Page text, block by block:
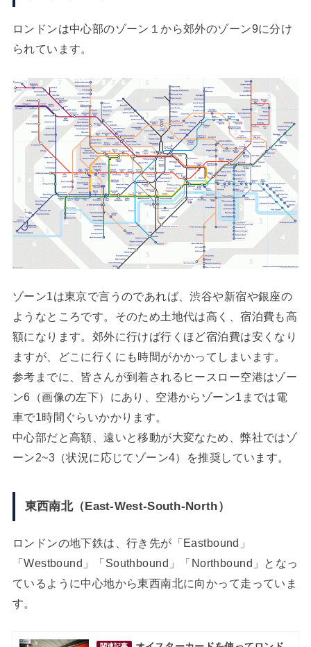
ロンドンは中心部のゾーン１から郊外のゾーン9に分け
られています。
ゾーン1は東京で言うのであれば、渋谷や新宿や銀座の
ようなところです。そのため土地代は高く、宿泊費も高
額になります。郊外に行けば行くほど宿泊費は安くなり
ますが、どこに行くにも時間がかかってしまいます。
参考までに、皆さんが到着されるヒースロー空港はゾー
ン6（画像の左下）にあり、空港からゾーン1までは電
車で1時間ぐらいかかります。
中心部だと高額、遠いと移動が大変なため、弊社ではゾ
ーン2~3（状況に応じてゾーン4）を推奨しています。
東西南北（East-West-South-North）
ロンドンの地下鉄は、行き先が「Eastbound」
「Westbound」「Southbound」「Northbound」となっ
ているように中心地から東西南北に向かって走っていま
す。